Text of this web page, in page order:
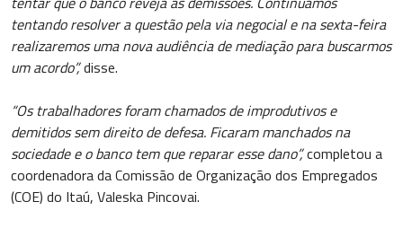
tentando resolver a questão pela via negocial e na sexta-feira
realizaremos uma nova audiência de mediação para buscarmos
um acordo”,disse.
“Os trabalhadores foram chamados de improdutivos e
demitidos sem direito de defesa. Ficaram manchados na
sociedade e o banco tem que reparar esse dano”,completou a
coordenadora da Comissão de Organização dos Empregados
(COE) do Itaú, Valeska Pincovai.